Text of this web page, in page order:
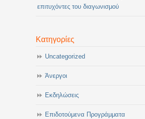
επιτυχόντες του διαγωνισμού
Κατηγορίες
Uncategorized
Άνεργοι
Εκδηλώσεις
Επιδοτούμενα Προγράμματα